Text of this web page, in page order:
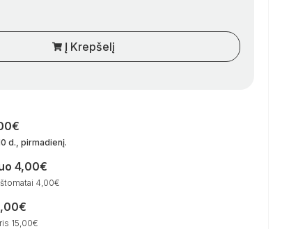
Į Krepšelį
d., pirmadienį.
4,00€
4,00€
15,00€